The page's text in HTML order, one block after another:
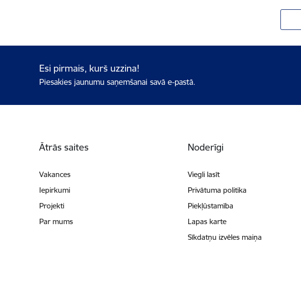
Esi pirmais, kurš uzzina!
Piesakies jaunumu saņemšanai savā e-pastā.
Ātrās saites
Vakances
Iepirkumi
Projekti
Par mums
Noderīgi
Viegli lasīt
Privātuma politika
Piekļūstamība
Lapas karte
Sīkdatņu izvēles maiņa